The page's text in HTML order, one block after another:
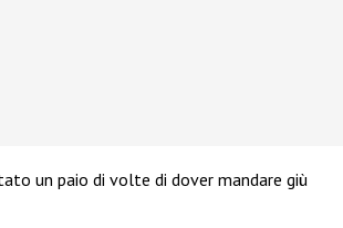
un paio di volte di dover mandare giù